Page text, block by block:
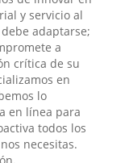
y servicio al
adaptarse;
a
crítica de su
en
lo
en línea para
todos los
necesitas.